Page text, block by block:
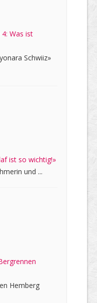
4: Was ist
Schwiiz»
ist so wichtig!»
und ...
Hemberg